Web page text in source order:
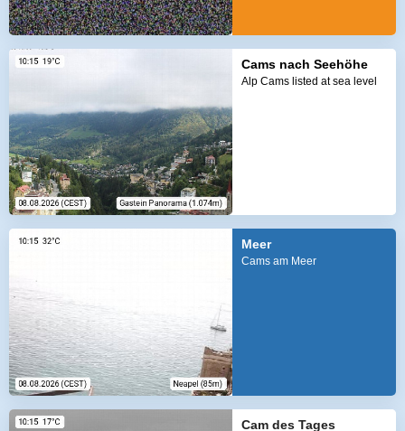
Cams nach Seehöhe
Alp Cams listed at sea level
Meer
Cams am Meer
Cam des Tages